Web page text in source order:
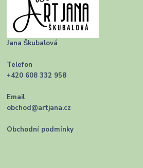
Jana Škubalová
Telefon
+420 608 332 958
Email
obchod@artjana.cz
Obchodní podmínky